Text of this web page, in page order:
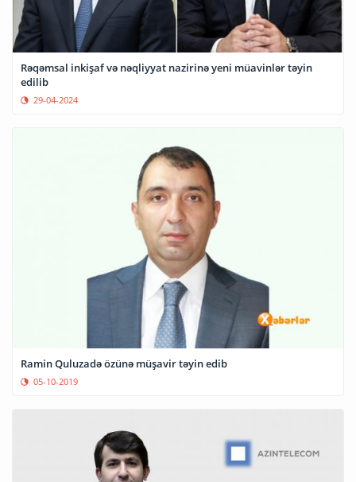
Rəqəmsal inkişaf və nəqliyyat nazirinə yeni müavinlər təyin
edilib
29-04-2024
Ramin Quluzadə özünə müşavir təyin edib
05-10-2019